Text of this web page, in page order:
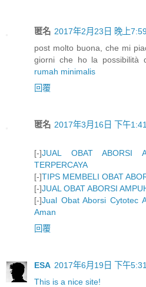
匿名 2017年2月23日 晚上
post molto buona, che mi
giorni che ho la possibilità
rumah minimalis
回覆
匿名 2017年3月16日 下午1:41
[-]JUAL OBAT ABORSI
TERPERCAYA
[-]TIPS MEMBELI OBAT
[-]JUAL OBAT ABORSI
[-]Jual Obat Aborsi Cytotec
Aman
回覆
ESA 2017年6月19日 下午5:31
This is a nice site!